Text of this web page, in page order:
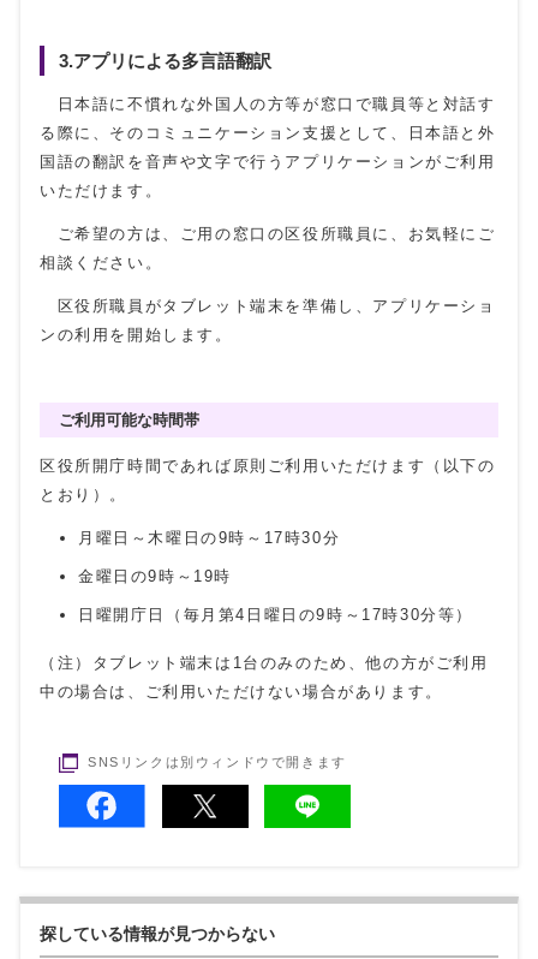
3.アプリによる多言語翻訳
日本語に不慣れな外国人の方等が窓口で職員等と対話す
る際に、そのコミュニケーション支援として、日本語と外
国語の翻訳を音声や文字で行うアプリケーションがご利用
いただけます。
ご希望の方は、ご用の窓口の区役所職員に、お気軽にご
相談ください。
区役所職員がタブレット端末を準備し、アプリケーショ
ンの利用を開始します。
ご利用可能な時間帯
区役所開庁時間であれば原則ご利用いただけます（以下の
とおり）。
月曜日～木曜日の9時～17時30分
金曜日の9時～19時
日曜開庁日（毎月第4日曜日の9時～17時30分等）
（注）タブレット端末は1台のみのため、他の方がご利用
中の場合は、ご利用いただけない場合があります。
SNSリンクは別ウィンドウで開きます
探している情報が見つからない